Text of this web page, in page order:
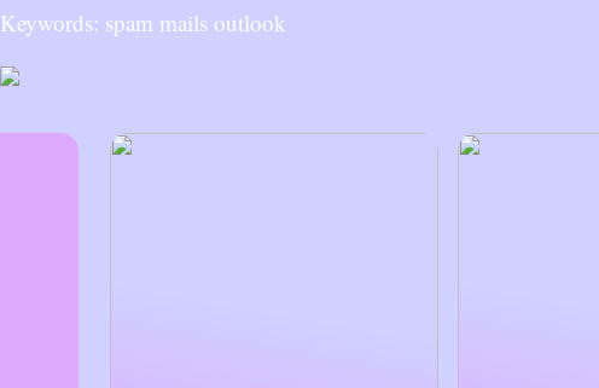
Keywords: spam mails outlook